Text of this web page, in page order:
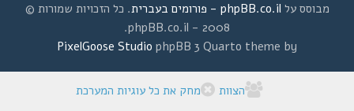
מבוסס עלphpBB.co.il - פורומים בעברית
. כל הזכויות שמורות ©
2008 - phpBB.co.il.
phpBB 3 Quarto theme by
PixelGoose Studio
הצוות מחק את כל עוגיות המערכת